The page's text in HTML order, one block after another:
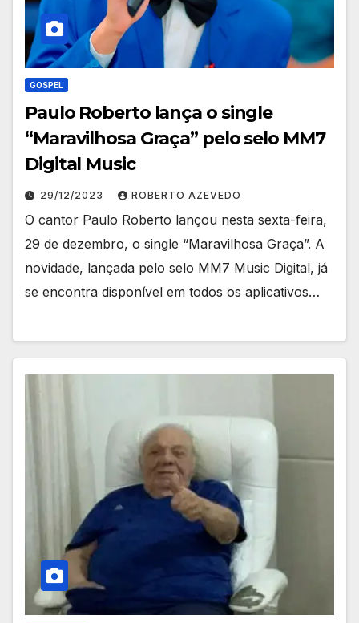
GOSPEL
Paulo Roberto lança o single
“Maravilhosa Graça” pelo selo MM7
Digital Music
29/12/2023 ROBERTO AZEVEDO
O cantor Paulo Roberto lançou nesta sexta-feira,
29 de dezembro, o single “Maravilhosa Graça”. A
novidade, lançada pelo selo MM7 Music Digital, já
se encontra disponível em todos os aplicativos…